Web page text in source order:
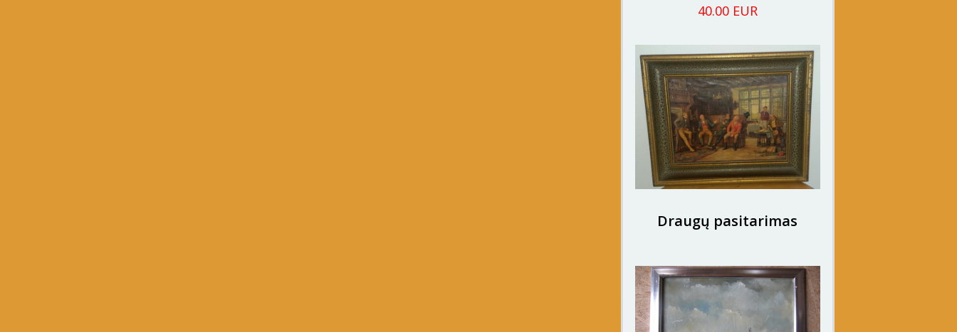
40.00 EUR
Draugų pasitarimas